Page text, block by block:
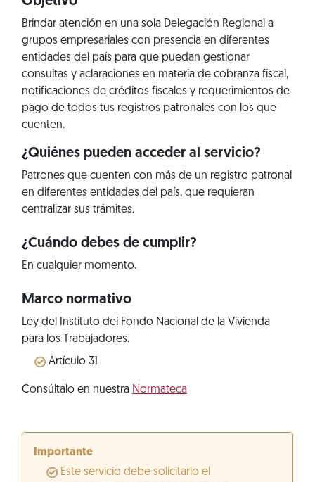
Brindar atención en una sola Delegación Regional a
grupos empresariales con presencia en diferentes
entidades del país para que puedan gestionar
consultas y aclaraciones en materia de cobranza fiscal,
notificaciones de créditos fiscales y requerimientos de
pago de todos tus registros patronales con los que
cuenten.
¿Quiénes pueden acceder al servicio?
Patrones que cuenten con más de un registro patronal
en diferentes entidades del país, que requieran
centralizar sus trámites.
¿Cuándo debes de cumplir?
En cualquier momento.
Marco normativo
Ley del Instituto del Fondo Nacional de la Vivienda
para los Trabajadores.
Artículo 31
Consúltalo en nuestra Normateca
Importante
Este servicio debe solicitarlo el